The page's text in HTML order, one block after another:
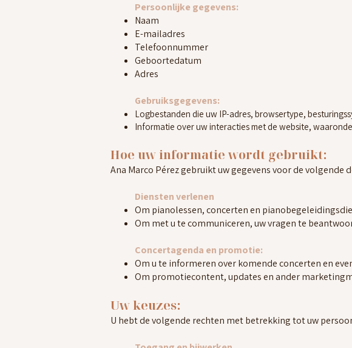
Persoonlijke gegevens:
Naam
E-mailadres
Telefoonnummer
Geboortedatum
Adres
Gebruiksgegevens:
Logbestanden die uw IP-adres, browsertype,
Informatie over uw interacties met de website,
Hoe uw informatie wordt gebruikt:
Ana Marco Pérez gebruikt uw gegevens voor de volgende
Diensten verlenen
Om pianolessen, concerten en
Om met u te communiceren, uw vragen te
Concertagenda en promotie:
Om u te informeren over komende concerten en
Om promotiecontent, updates en ander
Uw keuzes:
U hebt de volgende rechten met betrekking tot uw